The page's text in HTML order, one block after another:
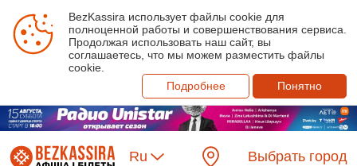
BezKassira использует файлы cookie для
полноценной работы и совершенствования сервиса.
Продолжая использовать наш сайт, вы
соглашаетесь, что мы можем разместить файлы
cookie.
Подробнее
Понятно
Ru Выбрать город